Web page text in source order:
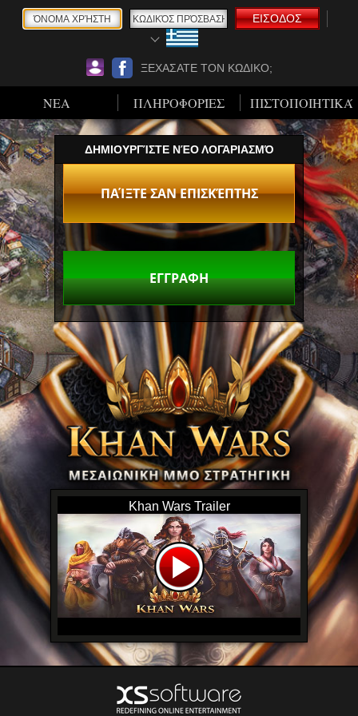
ΝΕΑ ΠΛΗΡΟΦΟΡΊΕΣ ΠΙΣΤΟΠΟΙΗΤΙΚΆ
ΕΙΣΟΔΟΣ
ΞΕΧΑΣΑΤΕ ΤΟΝ ΚΩΔΙΚΟ;
ΔΗΜΙΟΥΡΓΊΣΤΕ ΝΈΟ ΛΟΓΑΡΙΑΣΜΌ
ΠΑΊΞΤΕ ΣΑΝ ΕΠΙΣΚΈΠΤΗΣ
ΕΓΓΡΑΦΗ
Khan Wars Trailer